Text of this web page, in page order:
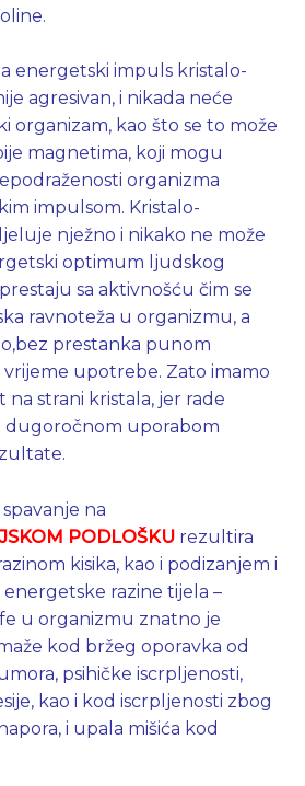
energetski impuls kristalo-
agresivan, i nikada neće
organizam, kao što se to može
magnetima, koji mogu
organizma
impulsom. Kristalo-
nježno i nikako ne može
optimum ljudskog
sa aktivnošću čim se
ravnoteža u organizmu, a
prestanka punom
upotrebe. Zato imamo
strani kristala, jer rade
dugoročnom uporabom
na
PODLOŠKU rezultira
kisika, kao i podizanjem i
razine tijela –
u organizmu znatno je
kod bržeg oporavka od
psihičke iscrpljenosti,
kao i kod iscrpljenosti zbog
i upala mišića kod